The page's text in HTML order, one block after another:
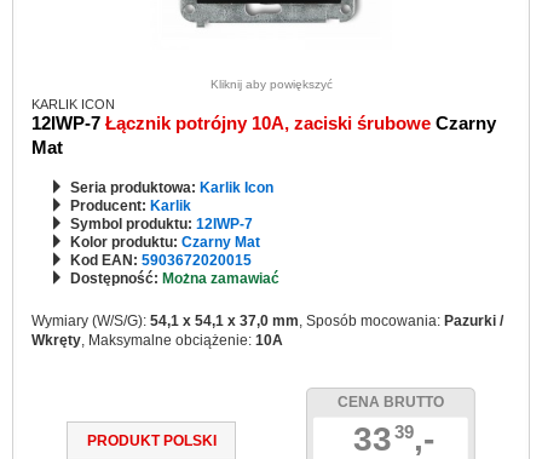
Kliknij aby powiększyć
KARLIK ICON
12IWP-7 Łącznik potrójny 10A, zaciski śrubowe Czarny
Mat
Seria produktowa: Karlik Icon
Producent: Karlik
Symbol produktu: 12IWP-7
Kolor produktu: Czarny Mat
Kod EAN: 5903672020015
Dostępność: Można zamawiać
Wymiary (W/S/G): 54,1 x 54,1 x 37,0 mm, Sposób mocowania: Pazurki /
Wkręty, Maksymalne obciążenie: 10A
PRODUKT POLSKI
CENA BRUTTO
3339,-